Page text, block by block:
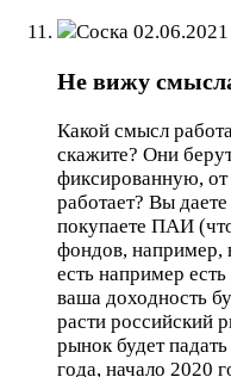
Соска
Не вижу
Какой смысл
скажите? Они
фиксированную,
работает? Вы
покупаете ПАИ
фондов, например,
есть например
ваша доходность
расти российский
рынок будет
года, начало 2020